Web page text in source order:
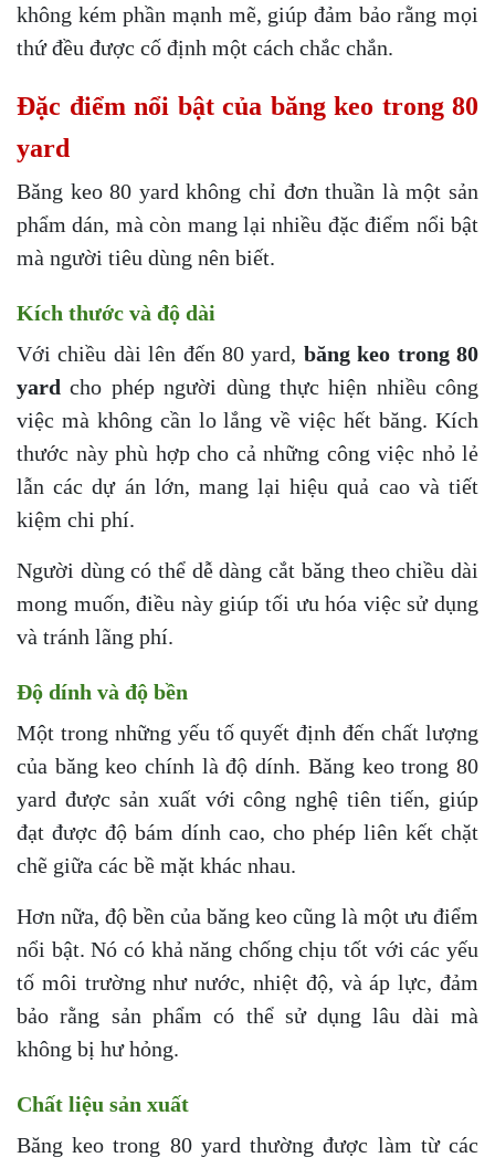
không kém phần mạnh mẽ, giúp đảm bảo rằng mọi
thứ đều được cố định một cách chắc chắn.
Đặc điểm nổi bật của băng keo trong 80
yard
Băng keo 80 yard không chỉ đơn thuần là một sản
phẩm dán, mà còn mang lại nhiều đặc điểm nổi bật
mà người tiêu dùng nên biết.
Kích thước và độ dài
Với chiều dài lên đến 80 yard, băng keo trong 80
yard cho phép người dùng thực hiện nhiều công
việc mà không cần lo lắng về việc hết băng. Kích
thước này phù hợp cho cả những công việc nhỏ lẻ
lẫn các dự án lớn, mang lại hiệu quả cao và tiết
kiệm chi phí.
Người dùng có thể dễ dàng cắt băng theo chiều dài
mong muốn, điều này giúp tối ưu hóa việc sử dụng
và tránh lãng phí.
Độ dính và độ bền
Một trong những yếu tố quyết định đến chất lượng
của băng keo chính là độ dính. Băng keo trong 80
yard được sản xuất với công nghệ tiên tiến, giúp
đạt được độ bám dính cao, cho phép liên kết chặt
chẽ giữa các bề mặt khác nhau.
Hơn nữa, độ bền của băng keo cũng là một ưu điểm
nổi bật. Nó có khả năng chống chịu tốt với các yếu
tố môi trường như nước, nhiệt độ, và áp lực, đảm
bảo rằng sản phẩm có thể sử dụng lâu dài mà
không bị hư hỏng.
Chất liệu sản xuất
Băng keo trong 80 yard thường được làm từ các